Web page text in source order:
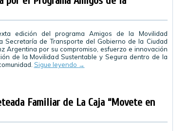
edición del programa Amigos de la Movilidad
Secretaría de Transporte del Gobierno de la Ciudad
Argentina por su compromiso, esfuerzo e innovación
de la Movilidad Sustentable y Segura dentro de la
Sigue leyendo →
Familiar de La Caja “Movete en